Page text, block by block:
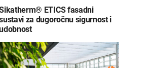
ETICS fasadni
za dugoročnu sigurnost i